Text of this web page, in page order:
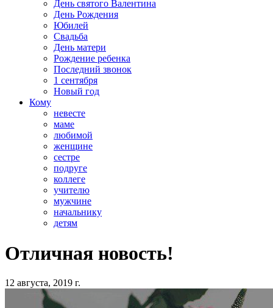
День святого Валентина
День Рождения
Юбилей
Свадьба
День матери
Рождение ребенка
Последний звонок
1 сентября
Новый год
Кому
невесте
маме
любимой
женщине
сестре
подруге
коллеге
учителю
мужчине
начальнику
детям
Отличная новость!
12 августа, 2019 г.